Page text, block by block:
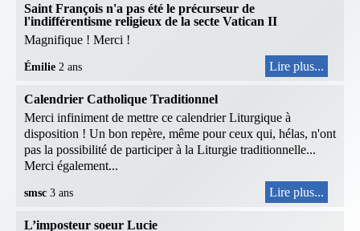
Saint François n'a pas été le précurseur de
l'indifférentisme religieux de la secte Vatican II
Magnifique ! Merci !
Émilie 2 ans Lire plus...
Calendrier Catholique Traditionnel
Merci infiniment de mettre ce calendrier Liturgique à
disposition ! Un bon repère, même pour ceux qui, hélas, n'ont
pas la possibilité de participer à la Liturgie traditionnelle...
Merci également...
smsc 3 ans Lire plus...
L’imposteur soeur Lucie